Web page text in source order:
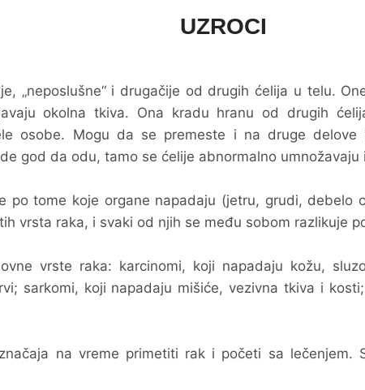
UZROCI
„neposlušne“ i drugačije od drugih ćelija u telu.
okolna tkiva. Ona kradu hranu od drugih
osobe. Mogu da se premeste i na druge
god da odu, tamo se ćelije abnormalno umnožavaju
po tome koje organe napadaju (jetru, grudi, debelo
vrsta raka, i svaki od njih se među sobom razlikuje
vrste raka: karcinomi, koji napadaju kožu,
sarkomi, koji napadaju mišiće, vezivna tkiva i
na vreme primetiti rak i početi sa lečenjem.